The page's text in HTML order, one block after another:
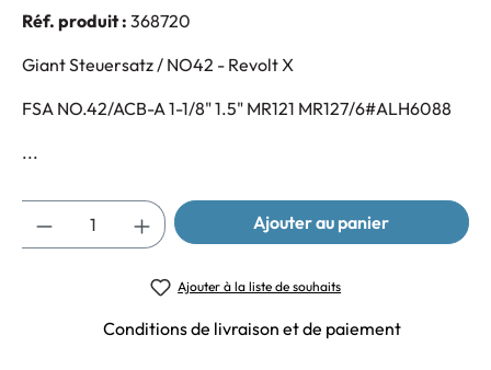
Réf. produit : 368720
Giant Steuersatz / NO42 - Revolt X
FSA NO.42/ACB-A 1-1/8" 1.5" MR121 MR127/6#ALH6088
...
Ajouter au panier
Ajouter à la liste de souhaits
Conditions de livraison et de paiement